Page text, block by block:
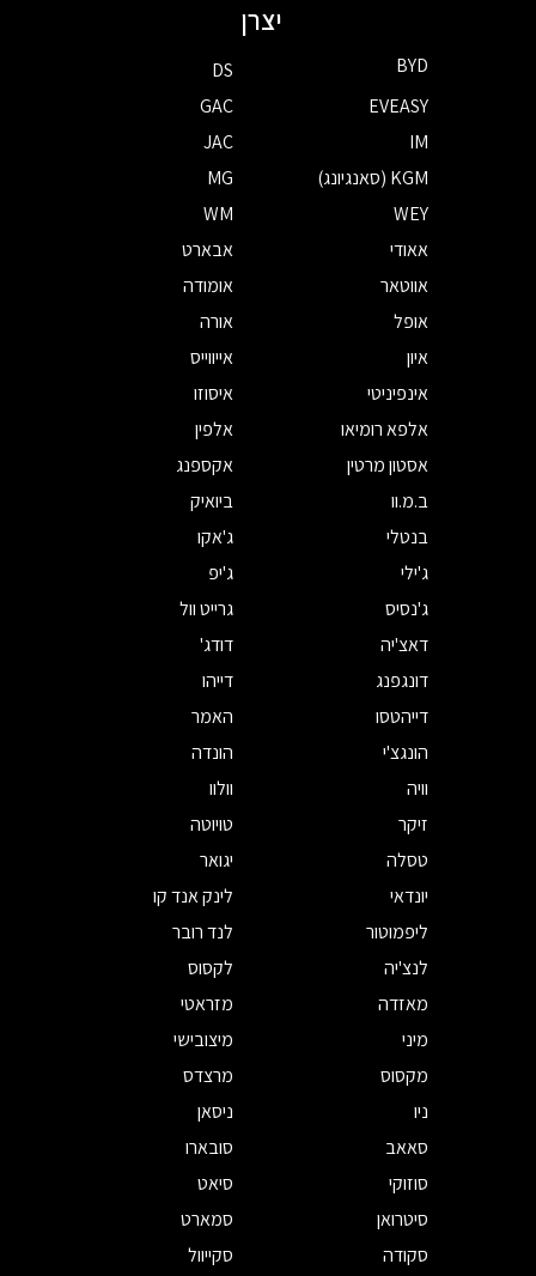
יצרן
BYD
DS
EVEASY
GAC
IM
JAC
KGM (סאנגיונג)
MG
WEY
WM
אאודי
אבארט
אווטאר
אומודה
אופל
אורה
איון
אייווייס
אינפיניטי
איסוזו
אלפא רומיאו
אלפין
אסטון מרטין
אקספנג
ב.מ.וו
ביואיק
בנטלי
ג'אקו
ג'ילי
ג'יפ
ג'נסיס
גרייט וול
דאצ'יה
דודג'
דונגפנג
דייהו
דייהטסו
האמר
הונגצ'י
הונדה
וויה
וולוו
זיקר
טויוטה
טסלה
יגואר
יונדאי
לינק אנד קו
ליפמוטור
לנד רובר
לנצ'יה
לקסוס
מאזדה
מזראטי
מיני
מיצובישי
מקסוס
מרצדס
ניו
ניסאן
סאאב
סובארו
סוזוקי
סיאט
סיטרואן
סמארט
סקודה
סקייוול